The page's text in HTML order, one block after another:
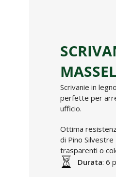
Scrivanie in
perfette per
ufficio.
Ottima
di Pino
trasparenti o
Durata: 6